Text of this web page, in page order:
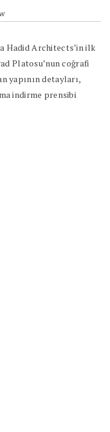
Hadid Architects’in ilk
Platosu’nun coğrafi
yapının detayları,
indirme prensibi